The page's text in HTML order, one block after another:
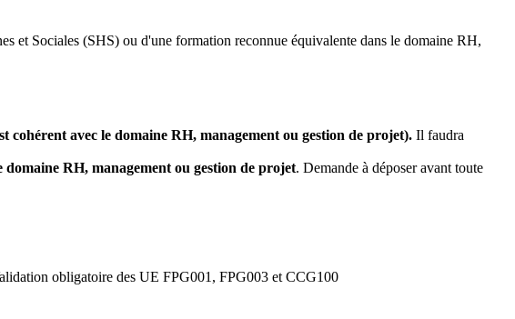
et Sociales (SHS) ou d'une formation reconnue équivalente dans le domaine RH,
avec le domaine RH, management ou gestion de projet). Il faudra
domaine RH, management ou gestion de projet. Demande à déposer avant toute
obligatoire des UE FPG001, FPG003 et CCG100